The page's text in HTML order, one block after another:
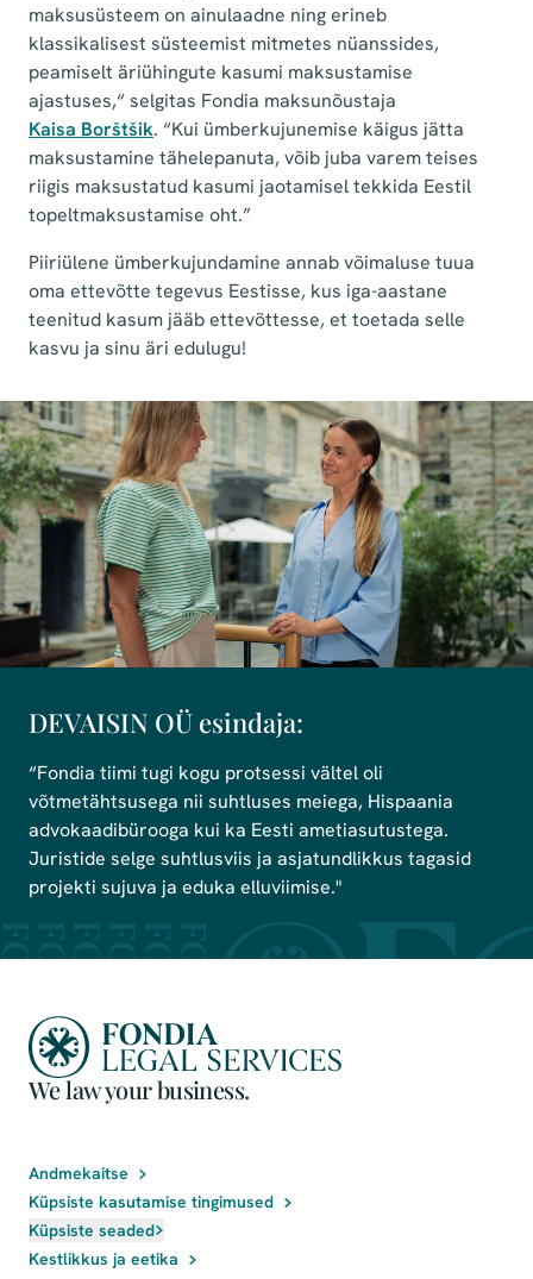
maksusüsteem on ainulaadne ning erineb
klassikalisest süsteemist mitmetes nüanssides,
peamiselt äriühingute kasumi maksustamise
ajastuses,“ selgitas Fondia maksunõustaja
Kaisa Borštšik. “Kui ümberkujunemise käigus jätta
maksustamine tähelepanuta, võib juba varem teises
riigis maksustatud kasumi jaotamisel tekkida Eestil
topeltmaksustamise oht.”
Piiriülene ümberkujundamine annab võimaluse tuua
oma ettevõtte tegevus Eestisse, kus iga-aastane
teenitud kasum jääb ettevõttesse, et toetada selle
kasvu ja sinu äri edulugu!
DEVAISIN OÜ esindaja:
“Fondia tiimi tugi kogu protsessi vältel oli
võtmetähtsusega nii suhtluses meiega, Hispaania
advokaadibürooga kui ka Eesti ametiasutustega.
Juristide selge suhtlusviis ja asjatundlikkus tagasid
projekti sujuva ja eduka elluviimise."
We law your business.
Andmekaitse
Küpsiste kasutamise tingimused
Küpsiste seaded
Kestlikkus ja eetika